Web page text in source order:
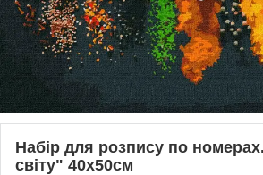
Набір для розпису по
світу" 40х50см